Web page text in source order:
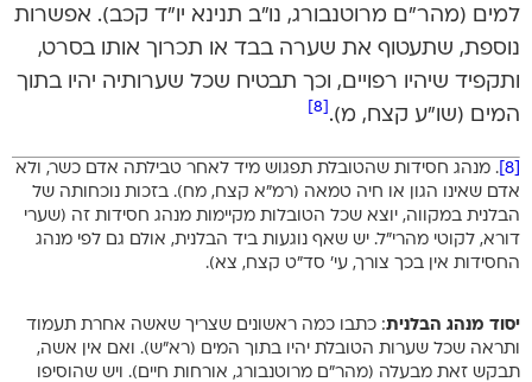
למים (מהר”ם מרוטנבורג, נו”ב תנינא יו”ד קכב). אפשרות
נוספת, שתעטוף את שערה בבד או תכרוך אותו בסרט,
ותקפיד שיהיו רפויים, וכך תבטיח שכל שערותיה יהיו בתוך
המים (שו”ע קצח, מ).
. מנהג חסידות שהטובלת תפגוש מיד לאחר טבילתה אדם כשר, ולא
אדם שאינו הגון או חיה טמאה (רמ”א קצח, מח). בזכות נוכחותה של
הבלנית במקווה, יוצא שכל הטובלות מקיימות מנהג חסידות זה (שערי
דורא, לקוטי מהרי”ל. יש שאף נוגעות ביד הבלנית, אולם גם לפי מנהג
החסידות אין בכך צורך, עי’ סד”ט קצח, צא).
יסוד מנהג הבלנית: כתבו כמה ראשונים שצריך שאשה אחרת תעמוד
ותראה שכל שערות הטובלת יהיו בתוך המים (רא”ש). ואם אין אשה,
תבקש זאת מבעלה (מהר”ם מרוטנבורג, אורחות חיים). ויש שהוסיפו